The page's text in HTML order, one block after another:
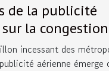
de la publicité
la congestion
les villes
incessant des
aérienne émerge